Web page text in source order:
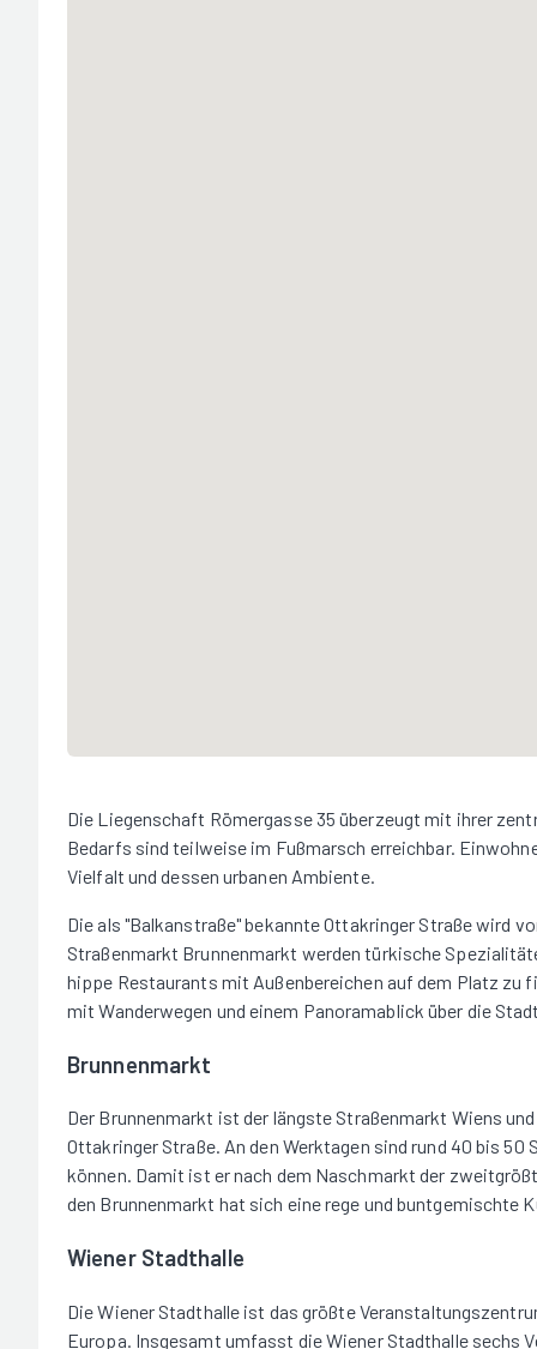
Die Liegenschaft Römergasse 35 überzeugt mit ihrer
Bedarfs sind teilweise im Fußmarsch erreichbar.
Vielfalt und dessen urbanen Ambiente.
Die als "Balkanstraße" bekannte Ottakringer Straße wird
Straßenmarkt Brunnenmarkt werden türkische
hippe Restaurants mit Außenbereichen auf dem Platz zu
mit Wanderwegen und einem Panoramablick über die
Brunnenmarkt
Der Brunnenmarkt ist der längste Straßenmarkt Wiens
Ottakringer Straße. An den Werktagen sind rund 40 bis 50
können. Damit ist er nach dem Naschmarkt der
den Brunnenmarkt hat sich eine rege und buntgemischte
Wiener Stadthalle
Die Wiener Stadthalle ist das größte
Europa. Insgesamt umfasst die Wiener Stadthalle sechs